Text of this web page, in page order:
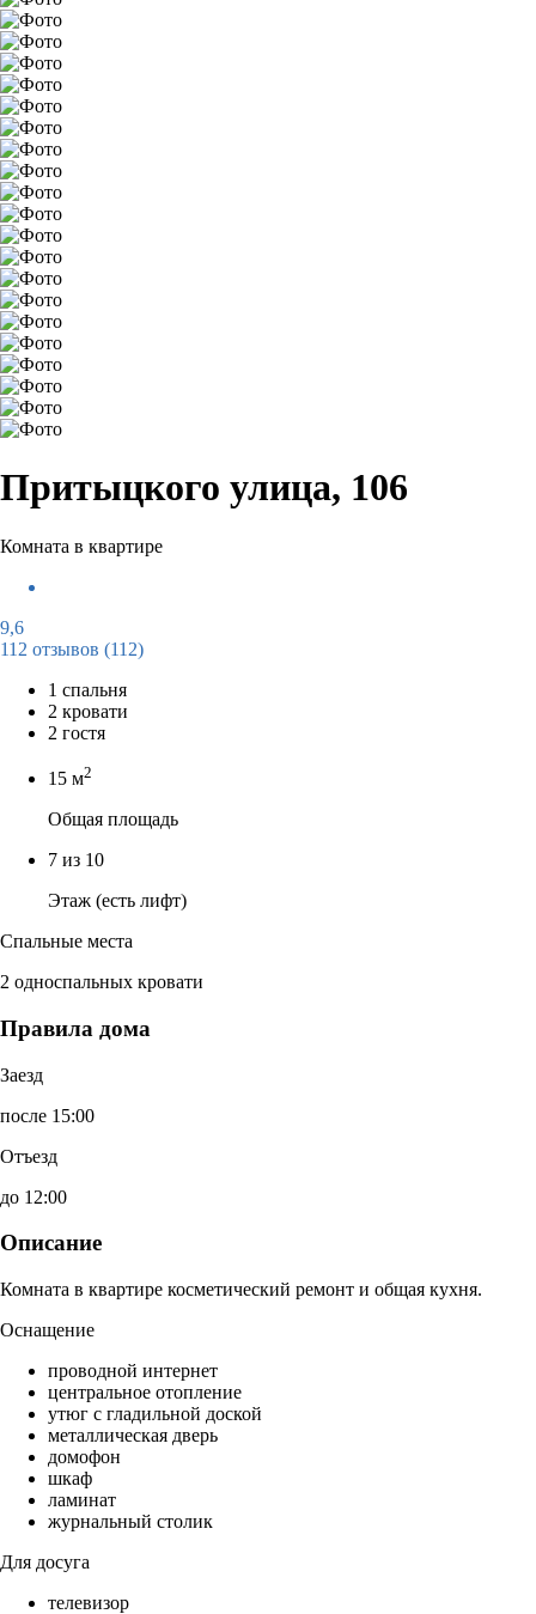
Притыцкого улица, 106
Комната в квартире
9,6
112 отзывов (112)
1 спальня
2 кровати
2 гостя
15 м2
Общая площадь
7 из 10
Этаж (есть лифт)
Спальные места
2 односпальных кровати
Правила дома
Заезд
после 15:00
Отъезд
до 12:00
Описание
Комната в квартире косметический ремонт и общая кухня.
Оснащение
проводной интернет
центральное отопление
утюг с гладильной доской
металлическая дверь
домофон
шкаф
ламинат
журнальный столик
Для досуга
телевизор